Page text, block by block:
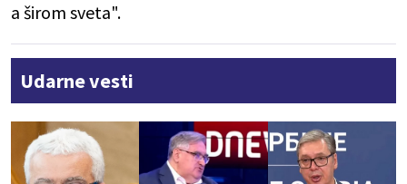
a širom sveta".
Udarne vesti